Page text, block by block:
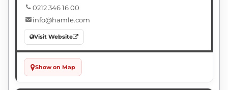
0212 346 16 00
info@hamle.com
Visit Website
Show on Map